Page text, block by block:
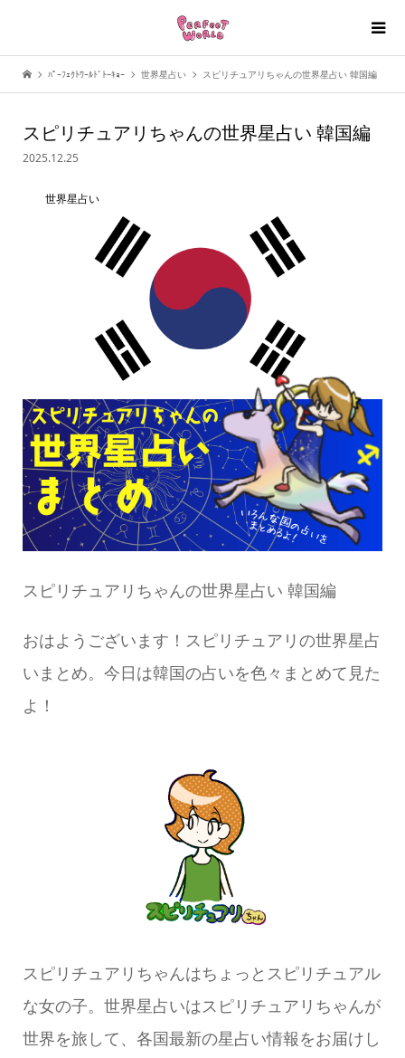
ﾊﾟｰﾌｪｸﾄﾜｰﾙﾄﾞﾄｰｷｮｰ 世界星占い スピリチュアリちゃんの世界星占い 韓国編
スピリチュアリちゃんの世界星占い 韓国編
2025.12.25
世界星占い
スピリチュアリちゃんの世界星占い 韓国編
おはようございます！スピリチュアリの世界星占
いまとめ。今日は韓国の占いを色々まとめて見た
よ！
スピリチュアリちゃんはちょっとスピリチュアル
な女の子。世界星占いはスピリチュアリちゃんが
世界を旅して、各国最新の星占い情報をお届けし